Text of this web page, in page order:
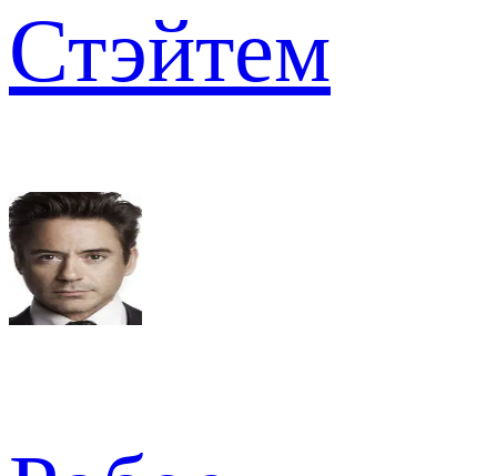
Стэйтем